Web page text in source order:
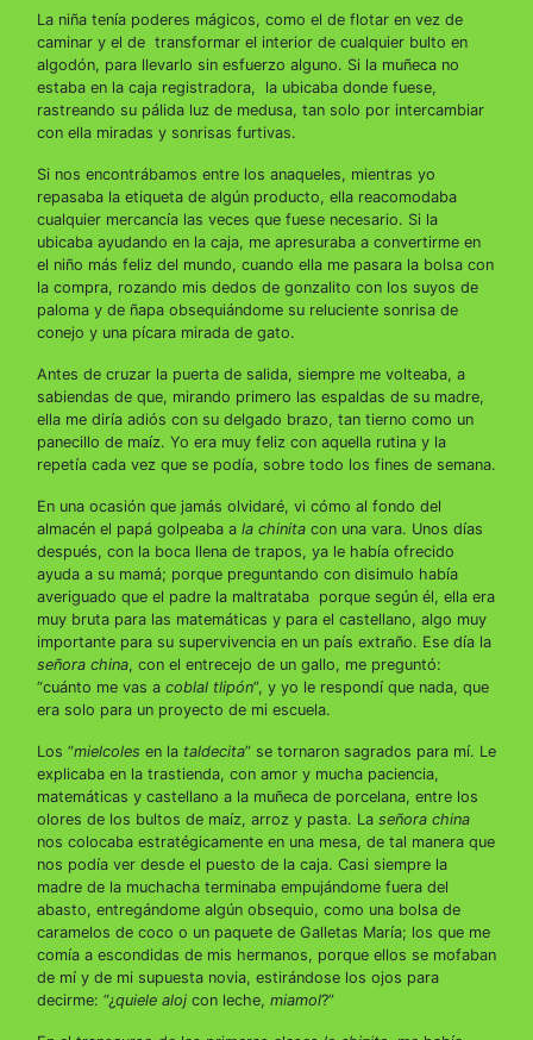
La niña tenía poderes mágicos, como el de flotar en vez de
caminar y el de transformar el interior de cualquier bulto en
algodón, para llevarlo sin esfuerzo alguno. Si la muñeca no
estaba en la caja registradora, la ubicaba donde fuese,
rastreando su pálida luz de medusa, tan solo por intercambiar
con ella miradas y sonrisas furtivas.
Si nos encontrábamos entre los anaqueles, mientras yo
repasaba la etiqueta de algún producto, ella reacomodaba
cualquier mercancía las veces que fuese necesario. Si la
ubicaba ayudando en la caja, me apresuraba a convertirme en
el niño más feliz del mundo, cuando ella me pasara la bolsa con
la compra, rozando mis dedos de gonzalito con los suyos de
paloma y de ñapa obsequiándome su reluciente sonrisa de
conejo y una pícara mirada de gato.
Antes de cruzar la puerta de salida, siempre me volteaba, a
sabiendas de que, mirando primero las espaldas de su madre,
ella me diría adiós con su delgado brazo, tan tierno como un
panecillo de maíz. Yo era muy feliz con aquella rutina y la
repetía cada vez que se podía, sobre todo los fines de semana.
En una ocasión que jamás olvidaré, vi cómo al fondo del
almacén el papá golpeaba a la chinita con una vara. Unos días
después, con la boca llena de trapos, ya le había ofrecido
ayuda a su mamá; porque preguntando con disimulo había
averiguado que el padre la maltrataba porque según él, ella era
muy bruta para las matemáticas y para el castellano, algo muy
importante para su supervivencia en un país extraño. Ese día la
señora china, con el entrecejo de un gallo, me preguntó:
“cuánto me vas a coblal tlipón”, y yo le respondí que nada, que
era solo para un proyecto de mi escuela.
Los “mielcoles en la taldecita” se tornaron sagrados para mí. Le
explicaba en la trastienda, con amor y mucha paciencia,
matemáticas y castellano a la muñeca de porcelana, entre los
olores de los bultos de maíz, arroz y pasta. La señora china
nos colocaba estratégicamente en una mesa, de tal manera que
nos podía ver desde el puesto de la caja. Casi siempre la
madre de la muchacha terminaba empujándome fuera del
abasto, entregándome algún obsequio, como una bolsa de
caramelos de coco o un paquete de Galletas María; los que me
comía a escondidas de mis hermanos, porque ellos se mofaban
de mí y de mi supuesta novia, estirándose los ojos para
decirme: “¿quiele aloj con leche, miamol?”